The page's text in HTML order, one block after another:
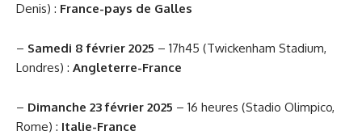
Denis) : France-pays de Galles
– Samedi 8 février 2025 – 17h45 (Twickenham Stadium,
Londres) : Angleterre-France
– Dimanche 23 février 2025 – 16 heures (Stadio Olimpico,
Rome) : Italie-France